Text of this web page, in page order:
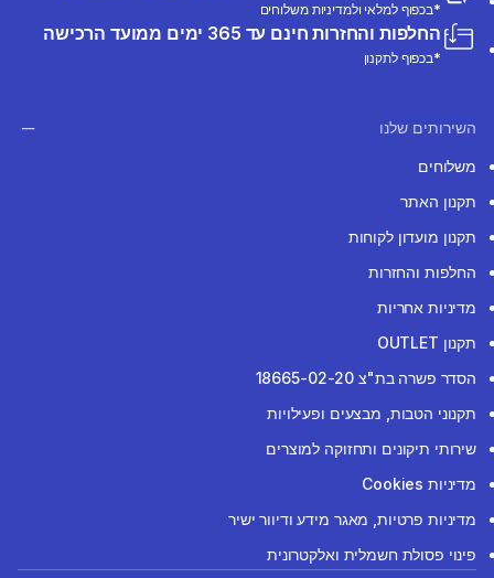
*בכפוף למלאי ולמדיניות משלוחים
החלפות והחזרות חינם עד 365 ימים ממועד הרכישה
*בכפוף לתקנון
השירותים שלנו
משלוחים
תקנון האתר
תקנון מועדון לקוחות
החלפות והחזרות
מדיניות אחריות
תקנון OUTLET
הסדר פשרה בת"צ 18665-02-20
תקנוני הטבות, מבצעים ופעילויות
שירותי תיקונים ותחזוקה למוצרים
מדיניות Cookies
מדיניות פרטיות, מאגר מידע ודיוור ישיר
פינוי פסולת חשמלית ואלקטרונית